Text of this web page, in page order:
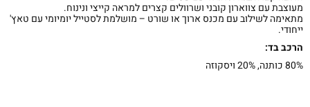
מעוצבת עם צווארון קובני ושרוולים קצרים למראה קייצי ונינוח.
מתאימה לשילוב עם מכנס ארוך או שורט – מושלמת לסטייל יומיומי עם טאץ'
ייחודי.
הרכב בד:
80% כותנה, 20% ויסקוזה